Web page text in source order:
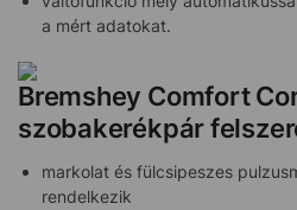
a mért adatokat.
Bremshey Comfort
szobakerékpár
markolat és fülcsipeszes
rendelkezik